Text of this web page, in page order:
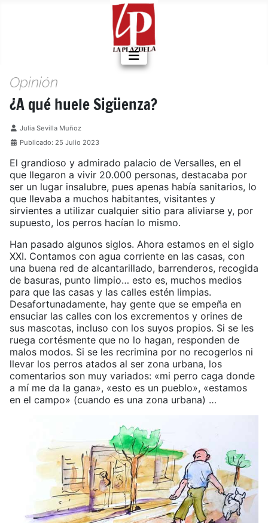
Opinión
¿A qué huele Sigüenza?
Detalles
Julia Sevilla Muñoz
Publicado: 25 Julio 2023
El grandioso y admirado palacio de Versalles, en el
que llegaron a vivir 20.000 personas, destacaba por
ser un lugar insalubre, pues apenas había sanitarios, lo
que llevaba a muchos habitantes, visitantes y
sirvientes a utilizar cualquier sitio para aliviarse y, por
supuesto, los perros hacían lo mismo.
Han pasado algunos siglos. Ahora estamos en el siglo
XXI. Contamos con agua corriente en las casas, con
una buena red de alcantarillado, barrenderos, recogida
de basuras, punto limpio… esto es, muchos medios
para que las casas y las calles estén limpias.
Desafortunadamente, hay gente que se empeña en
ensuciar las calles con los excrementos y orines de
sus mascotas, incluso con los suyos propios. Si se les
ruega cortésmente que no lo hagan, responden de
malos modos. Si se les recrimina por no recogerlos ni
llevar los perros atados al ser zona urbana, los
comentarios son muy variados: «mi perro caga donde
a mí me da la gana», «esto es un pueblo», «estamos
en el campo» (cuando es una zona urbana) …